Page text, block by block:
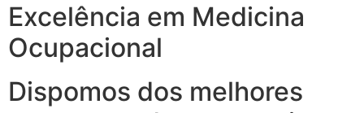
Excelência em Medicina
Ocupacional
Dispomos dos melhores